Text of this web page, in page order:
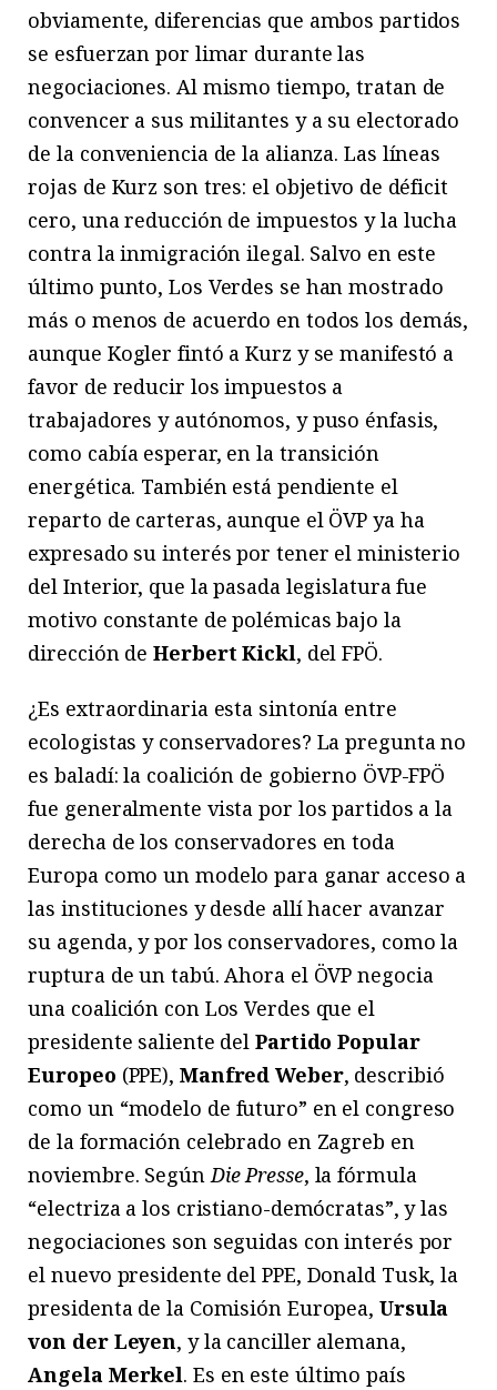
obviamente, diferencias que ambos partidos
se esfuerzan por limar durante las
negociaciones. Al mismo tiempo, tratan de
convencer a sus militantes y a su electorado
de la conveniencia de la alianza. Las líneas
rojas de Kurz son tres: el objetivo de déficit
cero, una reducción de impuestos y la lucha
contra la inmigración ilegal. Salvo en este
último punto, Los Verdes se han mostrado
más o menos de acuerdo en todos los demás,
aunque Kogler fintó a Kurz y se manifestó a
favor de reducir los impuestos a
trabajadores y autónomos, y puso énfasis,
como cabía esperar, en la transición
energética. También está pendiente el
reparto de carteras, aunque el ÖVP ya ha
expresado su interés por tener el ministerio
del Interior, que la pasada legislatura fue
motivo constante de polémicas bajo la
dirección deHerbert Kickl, del FPÖ.
¿Es extraordinaria esta sintonía entre
ecologistas y conservadores? La pregunta no
es baladí: la coalición de gobierno ÖVP-FPÖ
fue generalmente vista por los partidos a la
derecha de los conservadores en toda
Europa como un modelo para ganar acceso a
las instituciones y desde allí hacer avanzar
su agenda, y por los conservadores, como la
ruptura de un tabú. Ahora el ÖVP negocia
una coalición con Los Verdes que el
presidente saliente delPartido Popular
Europeo (PPE), Manfred Weber, describió
como un “modelo de futuro” en el congreso
de la formación celebrado en Zagreb en
noviembre. SegúnDie Presse, la fórmula
“electriza a los cristiano-demócratas”, y las
negociaciones son seguidas con interés por
el nuevo presidente del PPE, Donald Tusk, la
presidenta de la Comisión Europea, Ursula
von der Leyen, y la canciller alemana,
Angela Merkel. Es en este último país